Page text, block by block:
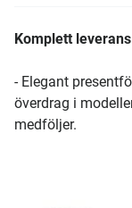
Komplett leverans
- Elegant
överdrag i
medföljer.